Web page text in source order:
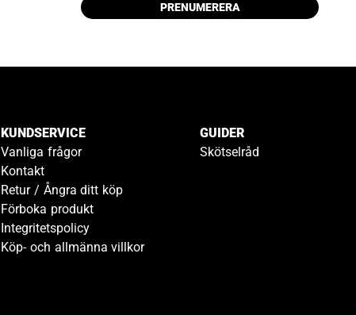
PRENUMERERA
KUNDSERVICE
Vanliga frågor
Kontakt
Retur / Ångra ditt köp
Förboka produkt
Integritetspolicy
Köp- och allmänna villkor
GUIDER
Skötselråd